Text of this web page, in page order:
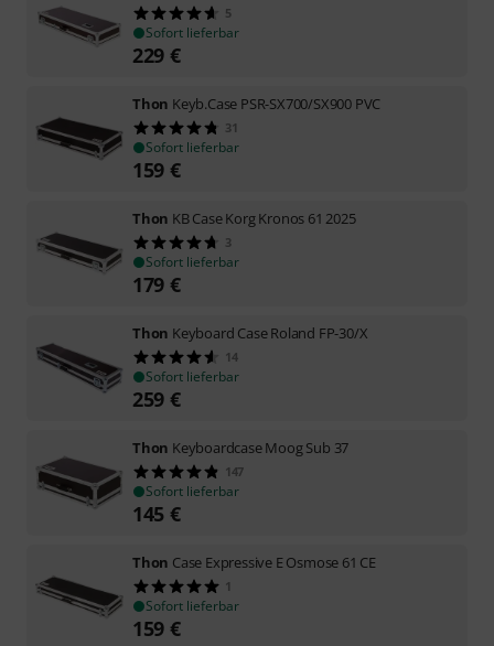
5
Sofort lieferbar
229 €
Thon Keyb.Case PSR-SX700/SX900 PVC
31
Sofort lieferbar
159 €
Thon KB Case Korg Kronos 61 2025
3
Sofort lieferbar
179 €
Thon Keyboard Case Roland FP-30/X
14
Sofort lieferbar
259 €
Thon Keyboardcase Moog Sub 37
147
Sofort lieferbar
145 €
Thon Case Expressive E Osmose 61 CE
1
Sofort lieferbar
159 €